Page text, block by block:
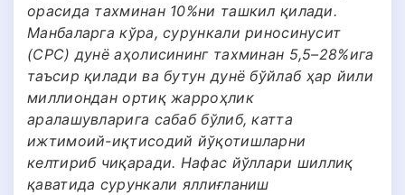
орасида тахминан 10%ни ташкил қилади.
Манбаларга кўра, сурункали риносинусит
(СРС) дунё аҳолисининг тахминан 5,5–28%ига
таъсир қилади ва бутун дунё бўйлаб ҳар йили
миллиондан ортиқ жарроҳлик
аралашувларига сабаб бўлиб, катта
ижтимоий-иқтисодий йўқотишларни
келтириб чиқаради. Нафас йўллари шиллиқ
қаватида сурункали яллиғланиш